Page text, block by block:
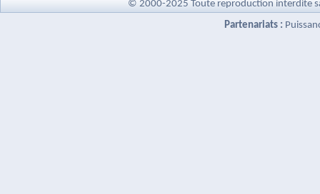
© 2000-2025 Toute reproduction interdite
Partenariats :